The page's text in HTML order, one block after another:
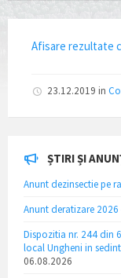
Afisare rezultate
23.12.2019 in
ȘTIRI ȘI
Anunt dezinsectie pe
Anunt deratizare
Dispozitia nr. 244 din
local Ungheni in
06.08.2026